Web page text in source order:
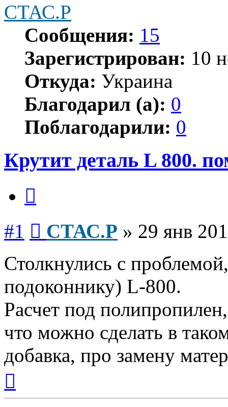
СТАС.Р
Сообщения: 15
Зарегистрирован: 10
Откуда: Украина
Благодарил (а): 0
Поблагодарили: 0
Крутит деталь L 800.
#1 СТАС.Р » 29 янв
Столкнулись с
подоконнику) L-800.
Расчет под
что можно сделать в
добавка, про замену
началу